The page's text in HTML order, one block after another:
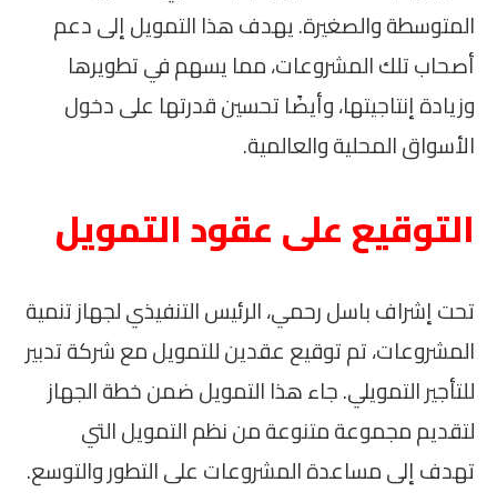
المتوسطة والصغيرة. يهدف هذا التمويل إلى دعم
أصحاب تلك المشروعات، مما يسهم في تطويرها
وزيادة إنتاجيتها، وأيضًا تحسين قدرتها على دخول
الأسواق المحلية والعالمية.
التوقيع على عقود التمويل
تحت إشراف باسل رحمي، الرئيس التنفيذي لجهاز تنمية
المشروعات، تم توقيع عقدين للتمويل مع شركة تدبير
للتأجير التمويلي. جاء هذا التمويل ضمن خطة الجهاز
لتقديم مجموعة متنوعة من نظم التمويل التي
تهدف إلى مساعدة المشروعات على التطور والتوسع.